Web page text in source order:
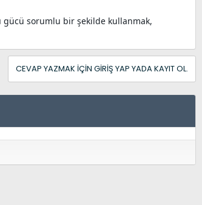
gücü sorumlu bir şekilde kullanmak,
CEVAP YAZMAK IÇIN GIRIŞ YAP YADA KAYIT OL.